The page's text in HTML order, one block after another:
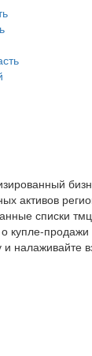
активов
списки
купле-продажи
и налаживайте